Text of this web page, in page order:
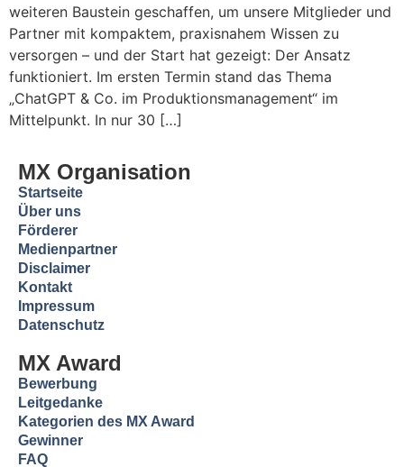
weiteren Baustein geschaffen, um unsere Mitglieder und
Partner mit kompaktem, praxisnahem Wissen zu
versorgen – und der Start hat gezeigt: Der Ansatz
funktioniert. Im ersten Termin stand das Thema
„ChatGPT & Co. im Produktionsmanagement“ im
Mittelpunkt. In nur 30 […]
MX Organisation
Startseite
Über uns
Förderer
Medienpartner
Disclaimer
Kontakt
Impressum
Datenschutz
MX Award
Bewerbung
Leitgedanke
Kategorien des MX Award
Gewinner
FAQ